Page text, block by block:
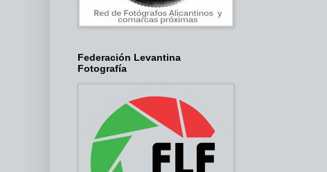
Federación Levantina
Fotografía